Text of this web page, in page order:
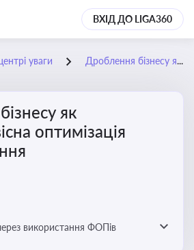
ВХІД ДО LIGA360
уваги Дроблення бізнесу як недобросовісна оптимізація оподаткування
як
оптимізація
використання ФОПів